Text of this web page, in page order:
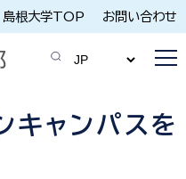
島根大学TOP お問い合わせ
キャンパスを